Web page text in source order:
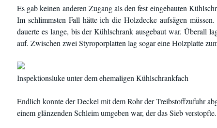
Es gab keinen anderen Zugang als den fest eingebauten
Im schlimmsten Fall hätte ich die Holzdecke aufsägen
dauerte es lange, bis der Kühlschrank ausgebaut war. Überall
auf. Zwischen zwei Styroporplatten lag sogar eine Holzplatte
Inspektionsluke unter dem ehemaligen Kühlschrankfach
Endlich konnte der Deckel mit dem Rohr der Treibstoffzufuhr
einem glänzenden Schleim umgeben war, der das Sieb